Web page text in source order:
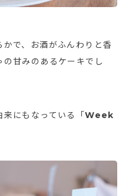
で、お酒がふんわりと香
甘みのあるケーキでし
来にもなっている「Week